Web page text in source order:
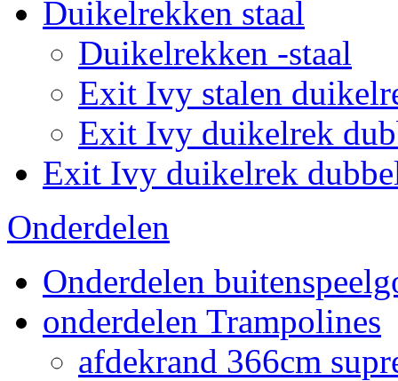
Duikelrekken staal
Duikelrekken -staal
Exit Ivy stalen
Exit Ivy duikelrek
Exit Ivy duikelrek
Onderdelen
Onderdelen
onderdelen Trampolines
afdekrand 366cm